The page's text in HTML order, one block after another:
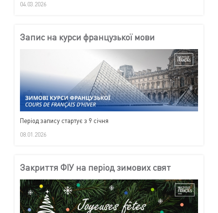
04.03.2026
Запис на курси французької мови
Період запису стартує з 9 січня
08.01.2026
Закриття ФІУ на період зимових свят